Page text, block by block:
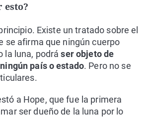
esto?
Existe un tratado sobre el
se afirma que ningún cuerpo
la luna, podrá ser objeto de
país o estado. Pero no se
a Hope, que fue la primera
ser dueño de la luna por lo